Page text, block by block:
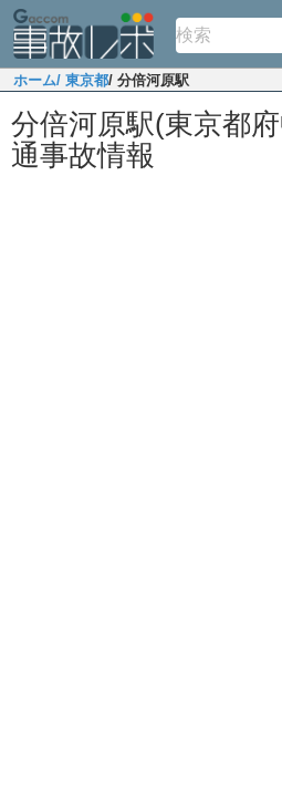
ホーム/ 東京都/ 分倍河原駅
分倍河原駅(東京都
通事故情報